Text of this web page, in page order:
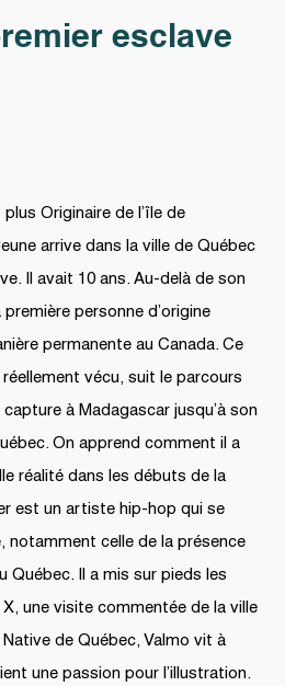
esclave
Originaire de l’île de
arrive dans la ville de Québec
Il avait 10 ans. Au-delà de son
personne d’origine
permanente au Canada. Ce
réellement vécu, suit le parcours
capture à Madagascar jusqu’à son
On apprend comment il a
réalité dans les débuts de la
est un artiste hip-hop qui se
notamment celle de la présence
Québec. Il a mis sur pieds les
une visite commentée de la ville
de Québec, Valmo vit à
une passion pour l’illustration.